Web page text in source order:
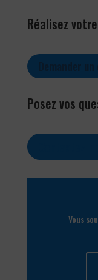
Réalisez
Posez vos
Vous